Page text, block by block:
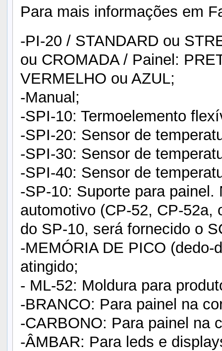
Para mais informações em
-PI-20 / STANDARD ou
ou CROMADA / Painel:
VERMELHO ou AZUL;
-Manual;
-SPI-10: Termoelemento
-SPI-20: Sensor de
-SPI-30: Sensor de
-SPI-40: Sensor de
-SP-10: Suporte para
automotivo (CP-52, CP-52a,
do SP-10, será fornecido o
-MEMÓRIA DE PICO
atingido;
- ML-52: Moldura para
-BRANCO: Para painel na
-CARBONO: Para painel na
-ÂMBAR: Para leds e